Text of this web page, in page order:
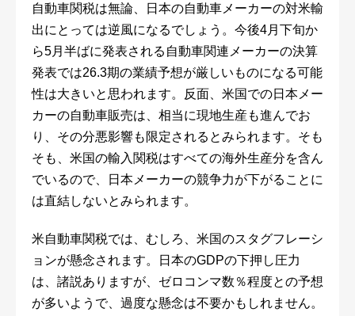
自動車関税は無論、日本の自動車メーカーの対米輸
出にとっては逆風になるでしょう。今後4月下旬か
ら5月半ばに発表される自動車関連メーカーの決算
発表では26.3期の業績予想が厳しいものになる可能
性は大きいと思われます。反面、米国での日本メー
カーの自動車販売は、相当に現地生産も進んでお
り、その分悪影響も限定されるとみられます。そも
そも、米国の輸入関税はすべての海外生産分を含ん
でいるので、日本メーカーの競争力が下がることに
は直結しないとみられます。
米自動車関税では、むしろ、米国のスタグフレーシ
ョンが懸念されます。日本のGDPの下押し圧力
は、諸説ありますが、ゼロコンマ数％程度との予想
が多いようで、過度な懸念は不要かもしれません。